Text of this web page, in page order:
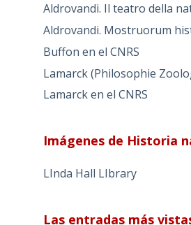
Aldrovandi. Il teatro della
Aldrovandi. Mostruorum
Buffon en el CNRS
Lamarck (Philosophie
Lamarck en el CNRS
Imágenes de Historia
LInda Hall LIbrary
Las entradas más